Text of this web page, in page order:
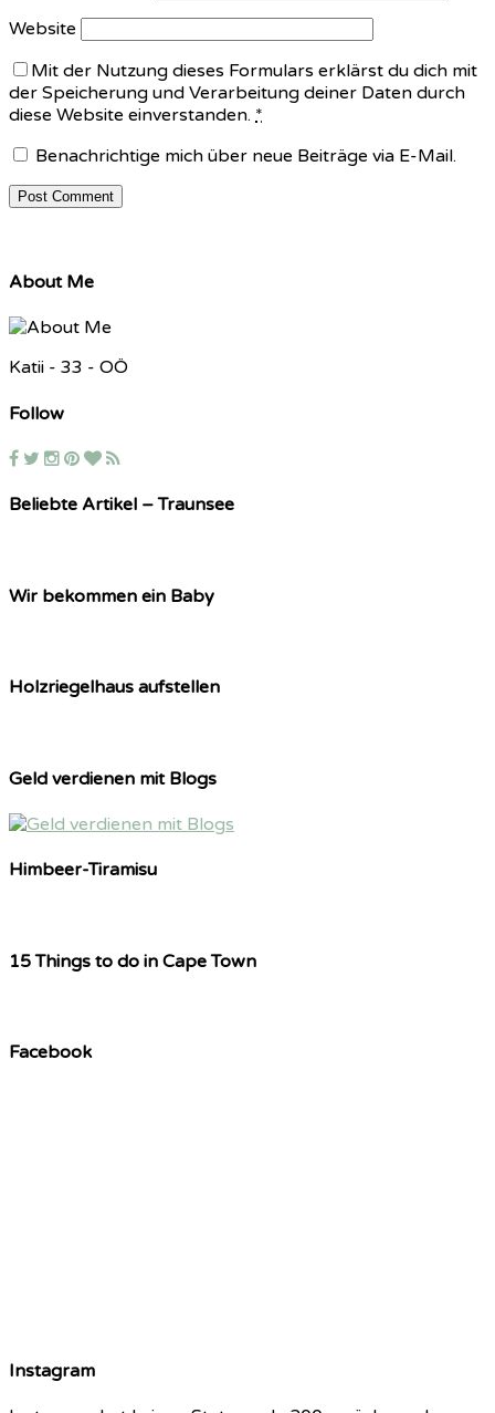
Website
Mit der Nutzung dieses Formulars erklärst du dich mit
der Speicherung und Verarbeitung deiner Daten durch
diese Website einverstanden. *
Benachrichtige mich über neue Beiträge via E-Mail.
About Me
Katii - 33 - OÖ
Follow
Beliebte Artikel – Traunsee
Wir bekommen ein Baby
Holzriegelhaus aufstellen
Geld verdienen mit Blogs
Himbeer-Tiramisu
15 Things to do in Cape Town
Facebook
Instagram